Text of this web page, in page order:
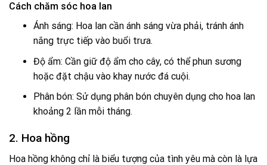
Cách chăm sóc hoa lan
Ánh sáng: Hoa lan cần ánh sáng vừa phải, tránh ánh
nắng trực tiếp vào buổi trưa.
Độ ẩm: Cần giữ độ ẩm cho cây, có thể phun sương
hoặc đặt chậu vào khay nước đá cuội.
Phân bón: Sử dụng phân bón chuyên dụng cho hoa lan
khoảng 2 lần mỗi tháng.
2. Hoa hồng
Hoa hồng không chỉ là biểu tượng của tình yêu mà còn là lựa